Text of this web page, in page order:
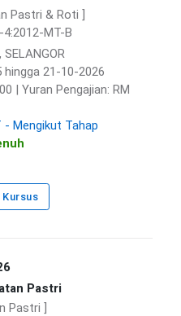
Pastri & Roti ]
MT-B
SELANGOR
hingga 21-10-2026
| Yuran Pengajian: RM
- Mengikut Tahap
Pastri
Pastri ]